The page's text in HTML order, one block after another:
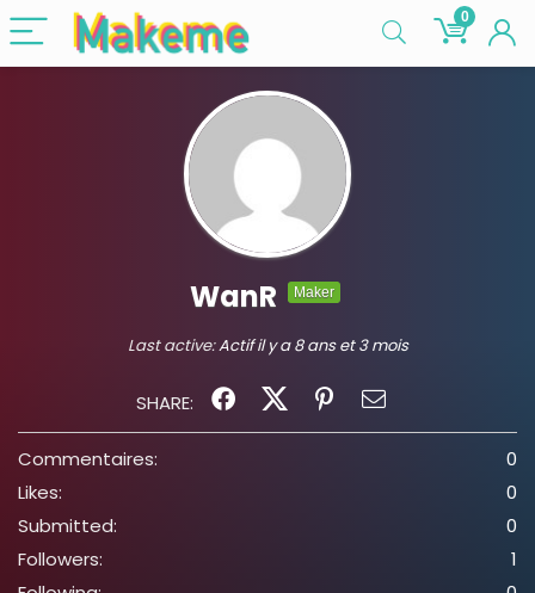
0
WanR Maker
Last active:Actif il y a 8 ans et 3 mois
SHARE:
Commentaires:
0
Likes:
0
Submitted:
0
Followers:
1